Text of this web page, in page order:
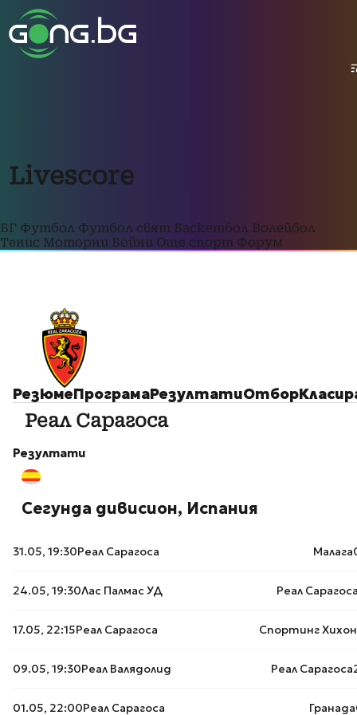
Livescore
БГ Футбол Футбол свят Баскетбол Волейбол
Тенис Моторни Бойни Още спорт Форум
Реал Сарагоса
РезюмеПрограмаРезултатиОтбор
Резултати
Сегунда дивисион, Испания
31.05, 19:30Реал Сарагоса Малага
24.05, 19:30Лас Палмас УД Реал
17.05, 22:15Реал Сарагоса Спортинг Хихон
09.05, 19:30Реал Валядолид Реал Сарагоса
01.05, 22:00Реал Сарагоса Гранада